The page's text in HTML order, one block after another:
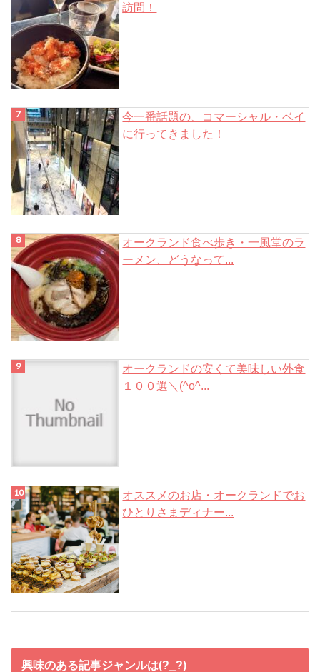
訪問！
今一番話題の、コマーシャル・ベイ
に行ってきました！
オークランド食べ歩き・一風堂のラ
ーメン、どうなって...
オークランドの安くて美味しい外食
１００選＼(^o^...
オススメのお店・オークランドでお
ひとりさまディナー...
興味のある記事ジャンルは(?_?)